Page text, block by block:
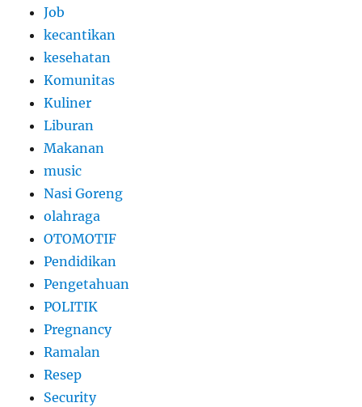
Job
kecantikan
kesehatan
Komunitas
Kuliner
Liburan
Makanan
music
Nasi Goreng
olahraga
OTOMOTIF
Pendidikan
Pengetahuan
POLITIK
Pregnancy
Ramalan
Resep
Security